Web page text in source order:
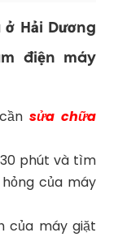
Hải Dương
điện máy
sửa chữa
phút và tìm
của máy
của máy giặt